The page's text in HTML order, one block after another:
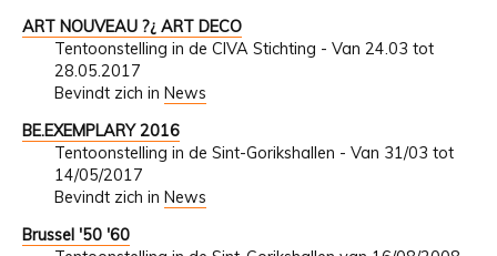
ART NOUVEAU ?¿ ART DECO
Tentoonstelling in de CIVA Stichting - Van 24.03 tot
28.05.2017
Bevindt zich in News
BE.EXEMPLARY 2016
Tentoonstelling in de Sint-Gorikshallen - Van 31/03 tot
14/05/2017
Bevindt zich in News
Brussel '50 '60